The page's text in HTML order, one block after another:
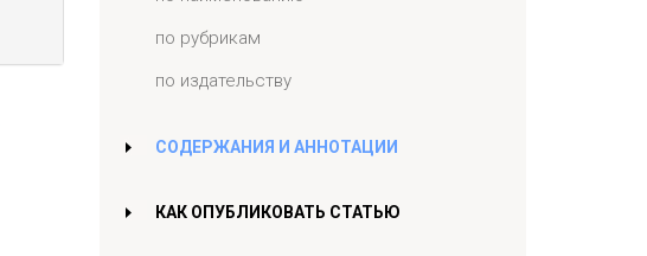
по рубрикам
по издательству
СОДЕРЖАНИЯ И АННОТАЦИИ
КАК ОПУБЛИКОВАТЬ СТАТЬЮ